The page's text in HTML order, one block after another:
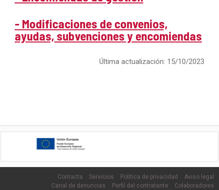
- Modificaciones de convenios,
ayudas, subvenciones y encomiendas
Última actualización: 15/10/2023
Contacta Servicios Política de privacidad
Aviso legal
Canal de denuncias
Perfil del contratante Colaboradores